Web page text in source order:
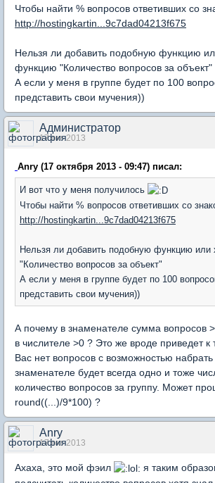
Чтобы найти % вопросов ответивших со
http://hostingkartin...9c7dad04213f675
Нельзя ли добавить подобную функцию
функцию "Количество вопросов за объект"
А если у меня в группе будет по 100
представить свои мучения))
Администратор
17 окт 2013
Anry (17 октября 2013 - 09:47) писал:
И вот что у меня получилось
Чтобы найти % вопросов ответивших со
http://hostingkartin...9c7dad04213f675
Нельзя ли добавить подобную функцию
"Количество вопросов за объект"
А если у меня в группе будет по 100
представить свои мучения))
А почему в знаменателе сумма вопросов
в числителе >0 ? Это же вроде приведет к
Вас нет вопросов с возможностью набрать
знаменателе будет всегда одно и тоже
количество вопросов за группу. Может
round((...)/9*100) ?
Anry
17 окт 2013
Ахаха, это мой фэил
я таким